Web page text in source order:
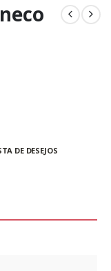
DE DESEJOS